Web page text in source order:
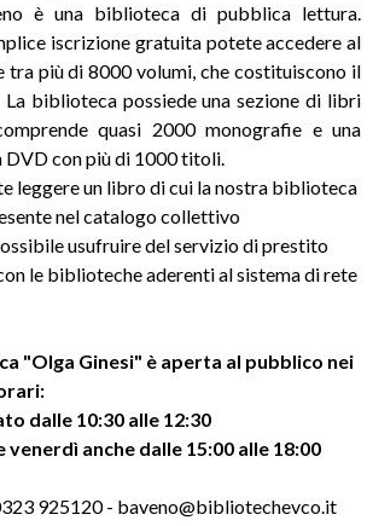
è una biblioteca di pubblica lettura.
iscrizione gratuita potete accedere al
tra più di 8000 volumi, che costituiscono il
biblioteca possiede una sezione di libri
quasi 2000 monografie e una
DVD con più di 1000 titoli.
leggere un libro di cui la nostra biblioteca
nel catalogo collettivo
usufruire del servizio di prestito
le biblioteche aderenti al sistema di rete
"Olga Ginesi" è aperta al pubblico nei
dalle 10:30 alle 12:30
anche dalle 15:00 alle 18:00
925120 - baveno@bibliotechevco.it